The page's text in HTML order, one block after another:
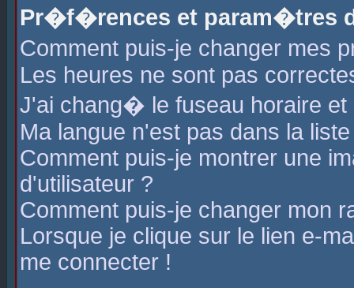
Pr�f�rences et param�tres
Comment puis-je changer mes
Les heures ne sont pas
J'ai chang� le fuseau horaire
Ma langue n'est pas dans la
Comment puis-je montrer une
d'utilisateur ?
Comment puis-je changer mon
Lorsque je clique sur le lien e-
me connecter !